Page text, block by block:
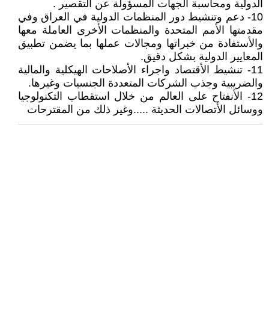
الدولية ومحاسبة الجهات المسؤولة عن التقصير .
10- دعم وتنشيط دور المنظمات الدولية في العراق وفي
مقدمتها الأمم المتحدة والمنظمات الأخرى العاملة معها
والأستفادة من خبراتها ومجالات عملها بما يضمن تطبيق
المعايير الدولية بشكل دقيق.
11- تنشيط الأقتصاد واجراء الأصلاحات الهيكلية والمالية
والضريبية وجذب الشركات المتعددة الجنسيات وغيرها.
12- الأنفتاح على العالم من خلال استقطاب التكنولوجيا
ووسائل الأتصالات الحديثة .....وغير ذلك من المقترحات